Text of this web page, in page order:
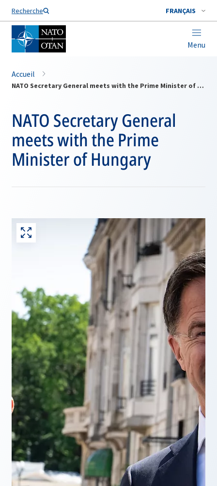
Recherche FRANÇAIS
Menu
Nom de famille*
Accueil
NATO Secretary General meets with the Prime Minister of Hungary
NATO Secretary General
meets with the Prime
Minister of Hungary